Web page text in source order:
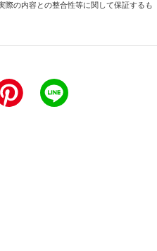
際の内容との整合性等に関して保証するも